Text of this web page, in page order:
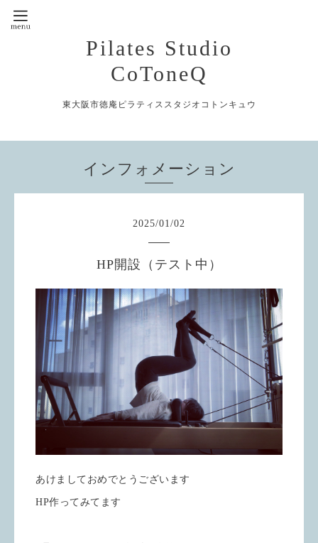
Pilates Studio
CoToneQ
東大阪市徳庵ピラティススタジオコトンキュウ
インフォメーション
2025/01/02
HP開設（テスト中）
あけましておめでとうございます
HP作ってみてます